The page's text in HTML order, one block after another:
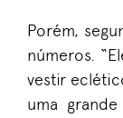
Porém,
números.
vestir
uma